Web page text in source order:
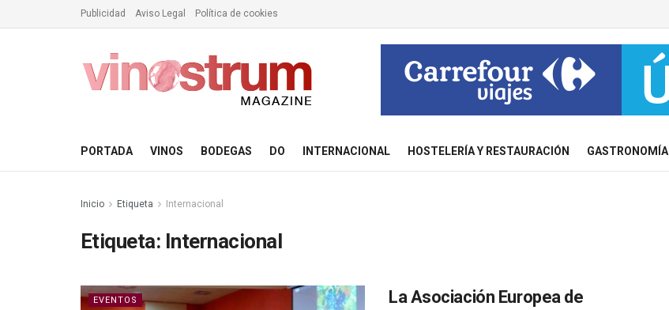
Publicidad Aviso Legal Política de cookies
PORTADA VINOS BODEGAS DO INTERNACIONAL HOSTELERÍA Y RESTAURACIÓN GASTRONOMÍA
Inicio Etiqueta Internacional
Etiqueta: Internacional
EVENTOS
La Asociación Europea de